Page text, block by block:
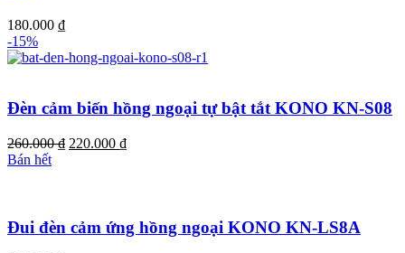
180.000 ₫
-15%
Đèn cảm biến hồng ngoại tự bật tắt KONO KN-S08
260.000₫ Giá
220.000 ₫Giá
Bán hết
Đui đèn cảm ứng hồng ngoại KONO KN-LS8A